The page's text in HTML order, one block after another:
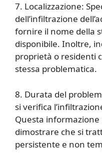
7. Localizzazione:
dell’infiltrazione
fornire il nome della
disponibile. Inoltre,
proprietà o residenti
stessa problematica.
8. Durata del
si verifica
Questa
dimostrare che si
persistente e non